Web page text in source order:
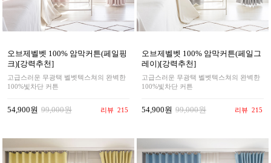
오브제벨벳 100% 암막커튼(페일핑
크)[강력추천]
고급스러운 무광택 벨벳텍스쳐의 완벽한
100%빛차단 커튼
54,900원 99,000원 리뷰 215
오브제벨벳 100% 암막커튼(페일그
레이)[강력추천]
고급스러운 무광택 벨벳텍스쳐의 완벽한
100%빛차단 커튼
54,900원 99,000원 리뷰 215